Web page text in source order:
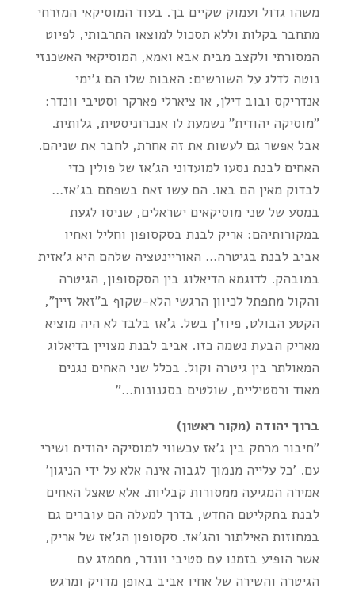
משהו גדול ועמוק שקיים בך. בעוד המוסיקאי המזרחי
מתחבר בקלות וללא תסכול למוצאו התרבותי, לפיוט
המסורתי ולקצב מבית אבא ואמא, המוסיקאי האשכנזי
נוטה לדלג על השורשים: האבות שלו הם ג'ימי
אנדריקס ובוב דילן, או ציארלי פארקר וסטיבי וונדר:
"מוסיקה יהודית" נשמעת לו אנכרוניסטית, גלותית.
אבל אפשר גם לעשות את זה אחרת, לחבר את שניהם.
האחים לבנת נסעו למועדוני הג'אז של פולין כדי
לבדוק מאין הם באו. הם עשו זאת בשפתם בג'אז…
במסע של שני מוסיקאים ישראלים, שניסו לגעת
במקורותיהם: אריק לבנת בסקסופון וחליל ואחיו
אביב לבנת בגיטרה… האוריינטציה שלהם היא ג'אזית
במובהק. לדוגמא הדיאלוג בין הסקסופון, הגיטרה
והקול מתפתל לכיוון הרגשי הלא-שקוף ב"זאל זיין",
הקטע הבולט, פיוז'ן בשל. ג'אז בלבד לא היה מוציא
מאריק הבעת נשמה כזו. אביב לבנת מצויין בדיאלוג
המאולתר בין גיטרה וקול. בכלל שני האחים נגנים
מאוד ורסטיליים, שולטים בסגנונות…"
ברוך יהודה (מקור ראשון)
"חיבור מרתק בין ג'אז עכשווי למוסיקה יהודית ושירי
עם. 'כל עלייה מנמוך לגבוה אינה אלא על ידי הניגון'
אמירה המגיעה ממסורות קבליות. אלא שאצל האחים
לבנת בתקליטם החדש, בדרך למעלה הם עוברים גם
במחוזות האילתור והג'אז. סקסופון הג'אז של אריק,
אשר הופיע בזמנו עם סטיבי וונדר, מתמזג עם
הגיטרה והשירה של אחיו אביב באופן מדויק ומרגש